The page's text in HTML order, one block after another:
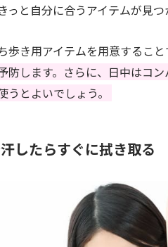
と自分に合うアイテムが見つ
き用アイテムを用意すること
防します。さらに、日中はコ
とよいでしょう。
したらすぐに拭き取る